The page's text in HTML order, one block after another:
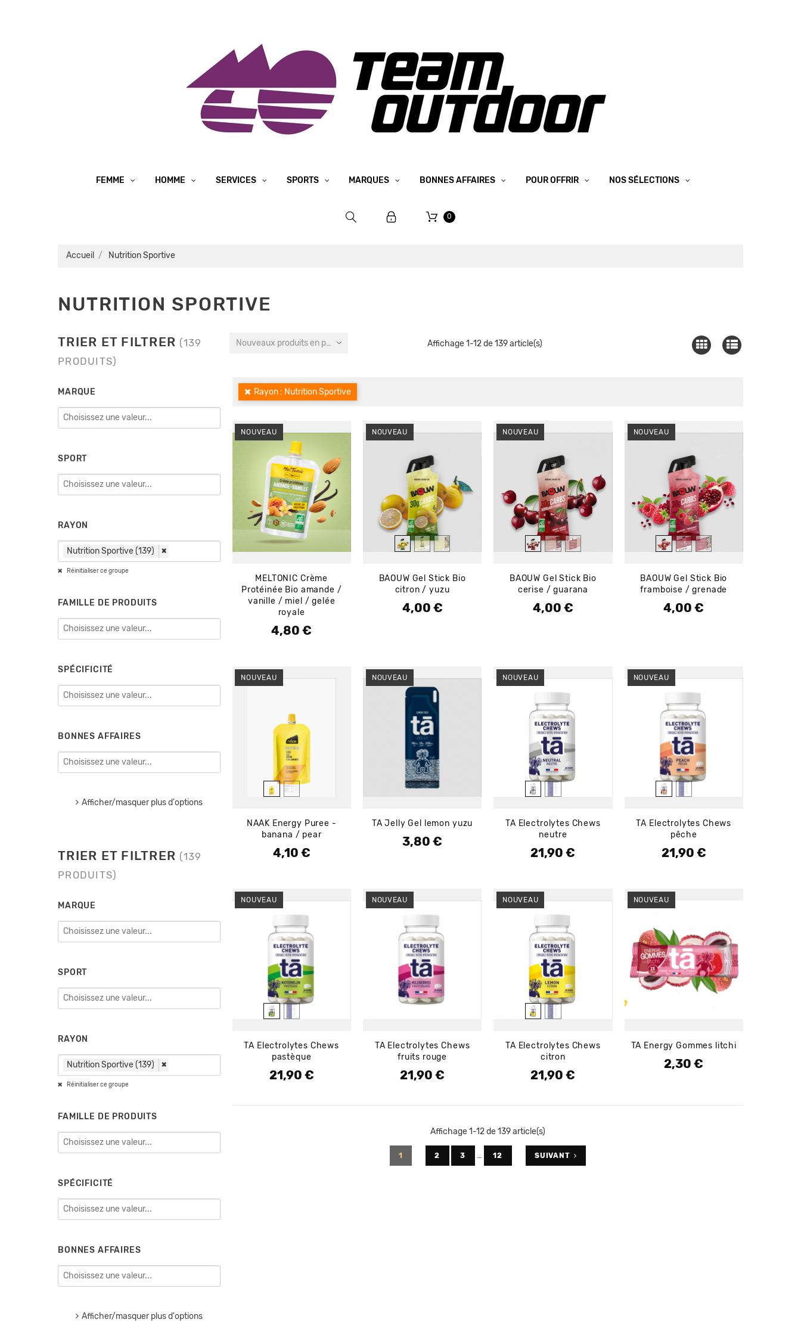
FEMME HOMME SERVICES SPORTS MARQUES BONNES AFFAIRES POUR OFFRIR NOS SÉLECTIONS
0
Accueil Nutrition Sportive
NUTRITION SPORTIVE
TRIER ET FILTRER (139
PRODUITS)
MARQUE
SPORT
RAYON
Nutrition Sportive (139) ×
Réinitialiser ce groupe
FAMILLE DE PRODUITS
SPÉCIFICITÉ
BONNES AFFAIRES
Afficher/masquer plus d'options
TRIER ET FILTRER (139
PRODUITS)
MARQUE
SPORT
RAYON
Nutrition Sportive (139) ×
Réinitialiser ce groupe
FAMILLE DE PRODUITS
SPÉCIFICITÉ
BONNES AFFAIRES
Afficher/masquer plus d'options
Nouveaux produits en premier Affichage 1-12 de 139 article(s)
Rayon : Nutrition Sportive
NOUVEAU
MELTONIC Crème
Protéinée Bio amande /
vanille / miel / gelée
royale
Prix
4,80 €
NOUVEAU
BAOUW Gel Stick Bio
citron / yuzu
Prix
4,00 €
NOUVEAU
BAOUW Gel Stick Bio
cerise / guarana
Prix
4,00 €
NOUVEAU
BAOUW Gel Stick Bio
framboise / grenade
Prix
4,00 €
NOUVEAU
NAAK Energy Puree -
banana / pear
Prix
4,10 €
NOUVEAU
TA Jelly Gel lemon yuzu
Prix
3,80 €
NOUVEAU
TA Electrolytes Chews
neutre
Prix
21,90 €
NOUVEAU
TA Electrolytes Chews
pêche
Prix
21,90 €
NOUVEAU
TA Electrolytes Chews
pastèque
Prix
21,90 €
NOUVEAU
TA Electrolytes Chews
fruits rouge
Prix
21,90 €
NOUVEAU
TA Electrolytes Chews
citron
Prix
21,90 €
NOUVEAU
TA Energy Gommes litchi
Prix
2,30 €
Affichage 1-12 de 139 article(s)
1 2 3 … 12 SUIVANT